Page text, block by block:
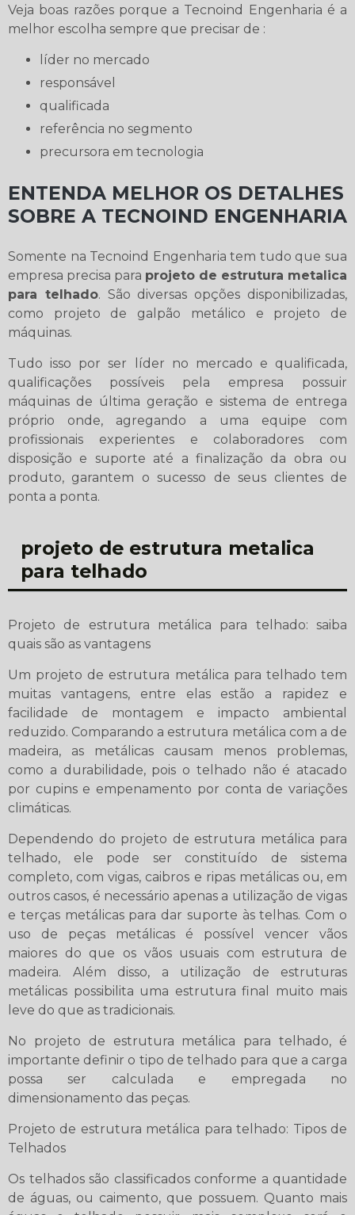
Veja boas razões porque a Tecnoind Engenharia é a
melhor escolha sempre que precisar de :
líder no mercado
responsável
qualificada
referência no segmento
precursora em tecnologia
ENTENDA MELHOR OS DETALHES
SOBRE A TECNOIND ENGENHARIA
Somente na Tecnoind Engenharia tem tudo que sua
empresa precisa para projeto de estrutura metalica
para telhado. São diversas opções disponibilizadas,
como projeto de galpão metálico e projeto de
máquinas.
Tudo isso por ser líder no mercado e qualificada,
qualificações possíveis pela empresa possuir
máquinas de última geração e sistema de entrega
próprio onde, agregando a uma equipe com
profissionais experientes e colaboradores com
disposição e suporte até a finalização da obra ou
produto, garantem o sucesso de seus clientes de
ponta a ponta.
projeto de estrutura metalica
para telhado
Projeto de estrutura metálica para telhado: saiba
quais são as vantagens
Um projeto de estrutura metálica para telhado tem
muitas vantagens, entre elas estão a rapidez e
facilidade de montagem e impacto ambiental
reduzido. Comparando a estrutura metálica com a de
madeira, as metálicas causam menos problemas,
como a durabilidade, pois o telhado não é atacado
por cupins e empenamento por conta de variações
climáticas.
Dependendo do projeto de estrutura metálica para
telhado, ele pode ser constituído de sistema
completo, com vigas, caibros e ripas metálicas ou, em
outros casos, é necessário apenas a utilização de vigas
e terças metálicas para dar suporte às telhas. Com o
uso de peças metálicas é possível vencer vãos
maiores do que os vãos usuais com estrutura de
madeira. Além disso, a utilização de estruturas
metálicas possibilita uma estrutura final muito mais
leve do que as tradicionais.
No projeto de estrutura metálica para telhado, é
importante definir o tipo de telhado para que a carga
possa ser calculada e empregada no
dimensionamento das peças.
Projeto de estrutura metálica para telhado: Tipos de
Telhados
Os telhados são classificados conforme a quantidade
de águas, ou caimento, que possuem. Quanto mais